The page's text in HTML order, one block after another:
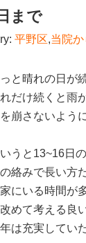
まで
平野区,当院
と晴れの日が
だけ続くと雨
崩さないよう
うと13~16日
絡みで長い方
にいる時間が
めて考える良
は充実してい